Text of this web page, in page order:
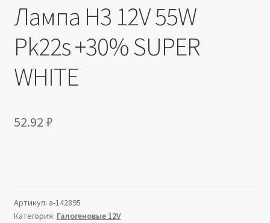
Лампа H3 12V 55W
Pk22s +30% SUPER
WHITE
52.92 ₽
Артикул: a-142895
Категория: Галогеновые 12V